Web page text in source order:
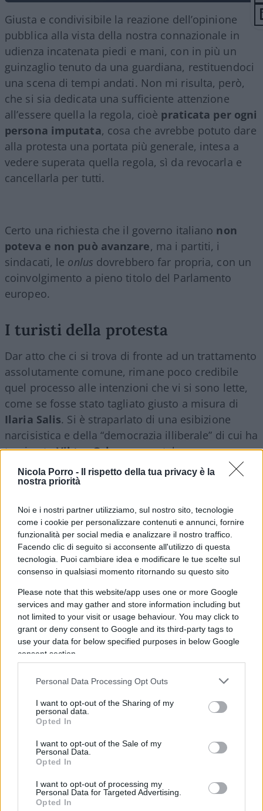
Nicola Porro -
Il rispetto della tua privacy è la
nostra priorità
Noi e i nostri partner utilizziamo, sul nostro sito, tecnologie
come i cookie per personalizzare contenuti e annunci, fornire
funzionalità per social media e analizzare il nostro traffico.
Facendo clic di seguito si acconsente all'utilizzo di questa
tecnologia. Puoi cambiare idea e modificare le tue scelte sul
consenso in qualsiasi momento ritornando su questo sito
Please note that this website/app uses one or more Google
services and may gather and store information including but
not limited to your visit or usage behaviour. You may click to
grant or deny consent to Google and its third-party tags to
use your data for below specified purposes in below Google
consent section.
Personal Data Processing Opt Outs
I want to opt-out of the Sharing of my
personal data.
Opted In
I want to opt-out of the Sale of my
Personal Data.
Opted In
I want to opt-out of processing my
Personal Data for Targeted Advertising.
Opted In
Giusta e condivisibile la reazione dell’opinione
pubblica alla vista della nostra connazionale in
udienza incatenata piedi e mani, con in più un
guinzaglio tenuto da una guardiana, restituendoci
una scena di tempi andati. Non mi risulta, però,
che si sia dedicata una sufficiente attenzione
all’essere quella la regola, cioè praticata per ogni
persona imputata, cosa che avrebbe potuto dare
alla protesta una portata più generale, intesa a
vedere superata quella regola, sì da revocarla e
cancellarla per tutti.
Certo una richiesta che il governo italiano non
poteva e non può avanzare, ma i partiti, i
sindacati, le onlus dovrebbero far propria, con un
coinvolgimento a pieno titolo del Parlamento
europeo.
I turisti della protesta
Dar atto che ci si trova di fronte ad un trattamento
assolutamente comune, rimane poco credibile
quel processo alle intenzioni che vi si sono lette,
come se fosse stato tagliato giusto a misura di
Ilaria Salis. Si è straparlato di una esibizione
narcisistica e della “democrazia illiberale” di cui ha
teorizzatoViktor Orban, come tale unamera
provocazione
rivolta all’Europa per interposta
persona, l’Italia, con la presunzione di trovarla
turisti della protesta come la nostra connazionale
che vagolano da una situazione di conflitto
all’altro all’insegna di unantifascismo di
manieranon piacciono certo alla destra specie di
governo.
Se si vuole leggervi unaintenzione punitivache
serva a dissuadere “intrusioni straniere”,
effettuate da singole persone o piccoli gruppi in
continua trasferta all’estero, questa non emerge
ma nella configurazione del reato contestatole,
che credo di tentato omicidio, ma comunque tale
da schiudere le porte ad una condanna di anni.
La vera partita
Per ora si resta concentrati sulla immagine per lo